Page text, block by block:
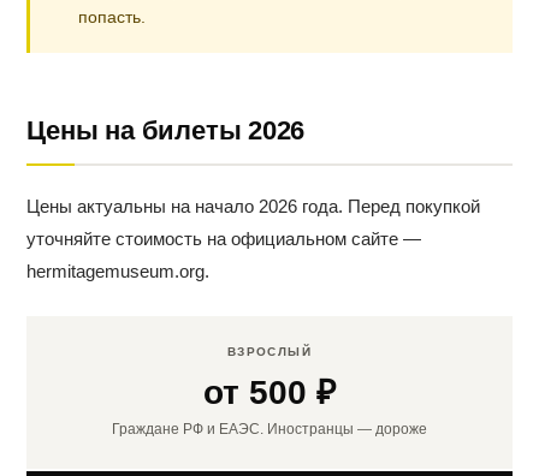
попасть.
Цены на билеты 2026
Цены актуальны на начало 2026 года. Перед покупкой
уточняйте стоимость на официальном сайте —
hermitagemuseum.org.
ВЗРОСЛЫЙ
от 500 ₽
Граждане РФ и ЕАЭС. Иностранцы — дороже